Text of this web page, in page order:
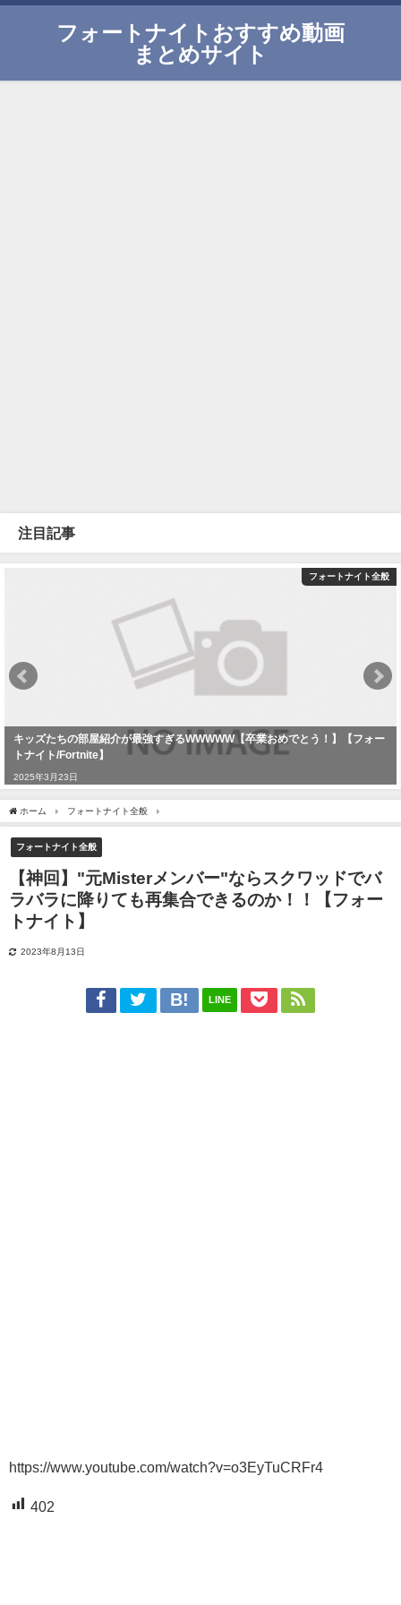
フォートナイトおすすめ動画
まとめサイト
注目記事
フォートナイト全般
キッズたちの部屋紹介が最強すぎるWWWWW【卒業おめでとう！】【フォー
トナイト/Fortnite】
2025年3月23日
ホーム フォートナイト全般
フォートナイト全般
【神回】"元Misterメンバー"ならスクワッドでバ
ラバラに降りても再集合できるのか！！【フォー
トナイト】
2023年8月13日
LINE
https://www.youtube.com/watch?v=o3EyTuCRFr4
402